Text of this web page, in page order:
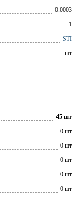
0.0003
1
STI
шт
45 шт
0 шт
0 шт
0 шт
0 шт
0 шт